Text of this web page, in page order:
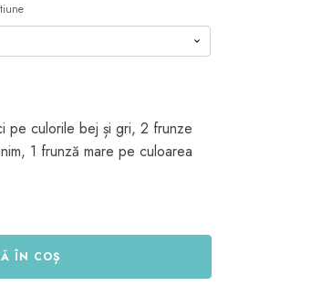
pe culorile bej și gri, 2 frunze
1 frunză mare pe culoarea
ÎN COȘ